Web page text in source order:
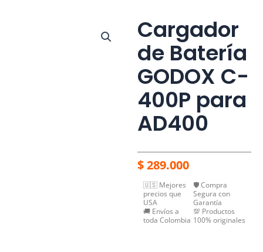
Cargador
de Batería
GODOX C-
400P para
AD400
$289.000
🇺🇸 Mejores
precios que
USA
🚚 Envíos a
toda Colombia
🛡️ Compra
Segura con
Garantía
💯 Productos
100% originales